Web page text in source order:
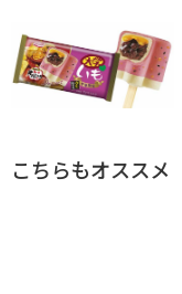
こちらもオススメ